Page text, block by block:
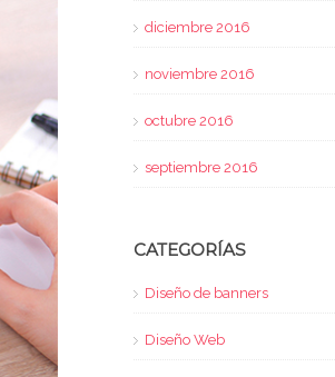
diciembre 2016
noviembre 2016
octubre 2016
septiembre 2016
CATEGORÍAS
Diseño de banners
Diseño Web